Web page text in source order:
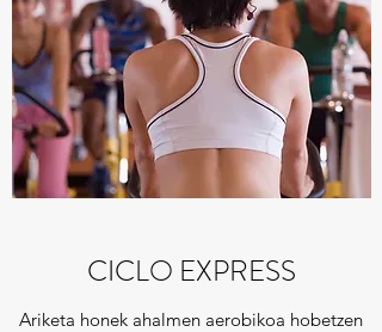
CICLO EXPRESS
Ariketa honek ahalmen aerobikoa hobetzen